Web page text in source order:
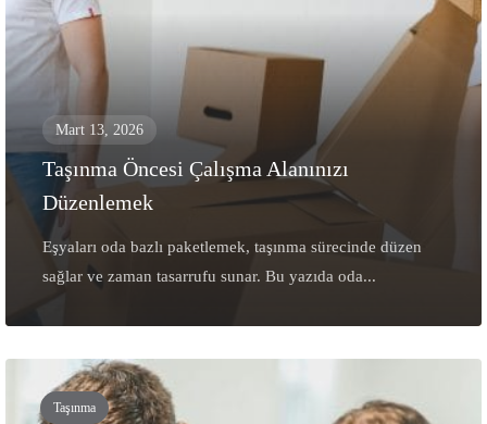
Mart 13, 2026
Taşınma Öncesi Çalışma Alanınızı
Düzenlemek
Eşyaları oda bazlı paketlemek, taşınma sürecinde düzen
sağlar ve zaman tasarrufu sunar. Bu yazıda oda...
Taşınma